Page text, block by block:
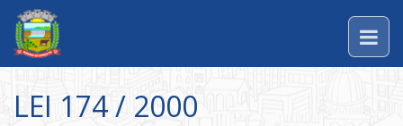
LEI 174 / 2000